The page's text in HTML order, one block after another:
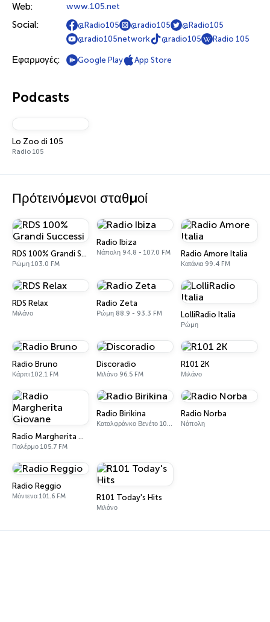
Web: www.105.net
Social: @Radio105 @radio105
@Radio105
@radio105network
@radio105 Radio 105
Εφαρμογές: Google Play App Store
Podcasts
Lo Zoo di 105
Radio 105
Πρότεινόμενοι σταθμοί
RDS 100% Grandi Successi
Ρώμη 103.0 FM
Radio Ibiza
Νάπολη 94.8 - 107.0 FM Radio Amore Italia
Κατάνια 99.4 FM
RDS Relax
Μιλάνο
Radio Zeta
Ρώμη 88.9 - 93.3 FM LolliRadio Italia
Ρώμη
Radio Bruno
Κάρπι 102.1 FM
Discoradio
Μιλάνο 96.5 FM
R101 2K
Μιλάνο
Radio Margherita Giovane
Παλέρμο 105.7 FM
Radio Birikina
Καταλφράνκο Βενέτο 104.2 FM
Radio Norba
Νάπολη
Radio Reggio
Μόντενα 101.6 FM R101 Today's Hits
Μιλάνο